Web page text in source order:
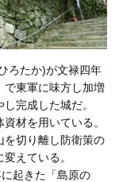
ろたか)が文禄四年
で東軍に味方し加増
完成した城だ。
材を用いている。
を切り離し防衛策の
えている。
起きた「島原の